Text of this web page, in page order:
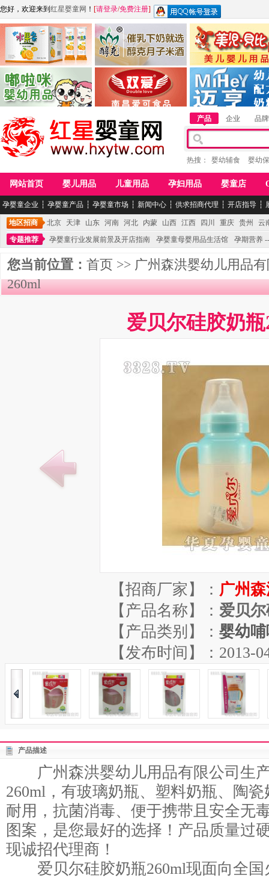
您好，欢迎来到 红星婴童网 ！ [请登录/免费注册]
江西麦嘟嘟食品有限公司
青岛嘟啦咪婴幼儿用品公司
江西醇之客月子米酒 惠州市美儿婴儿用品
湖南迈亨母婴用品有限
产品 企业 品牌
热搜： 婴幼辅食 婴幼
网站首页 婴儿用品 儿童用品 孕妇用品 婴童店
孕婴童企业 ┆ 孕婴童产品 ┆ 孕婴童市场 ┆ 新闻中心 ┆ 供求招商代理 ┆ 开店指导 ┆
地区招商 北京 天津 山东 河南 河北 内蒙 山西 江西 四川 重庆 贵州
云
专题推荐
孕婴童行业发展前景及开店指南 孕婴童母婴用品生活馆 孕期营养
您当前位置： 首页 >> 广州森洪婴幼儿用品
260ml
爱贝尔硅胶奶
【招商厂家】： 广州
【产品名称】： 爱贝
【产品类别】： 婴幼
【发布时间】：2013-
产品描述
广州森洪婴幼儿用品有限公司生
260ml，有玻璃奶瓶、塑料奶瓶、陶
耐用，抗菌消毒、便于携带且安全无
图案，是您最好的选择！产品质量过
现诚招代理商！
爱贝尔硅胶奶瓶260ml现面向全国